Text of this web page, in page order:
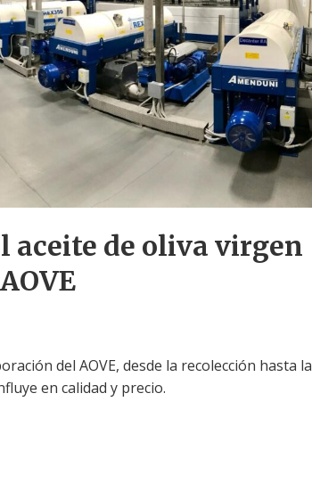
aceite de oliva virgen
del AOVE, desde la recolección hasta la
en calidad y precio.